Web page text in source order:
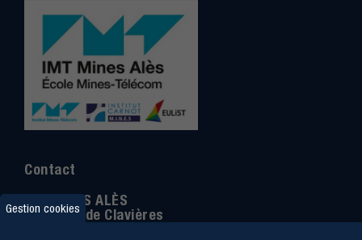
Contact
IMT MINES ALÈS
6 Avenue de Clavières
Gestion cookies